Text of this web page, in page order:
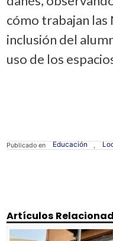
cómo trabajan las
inclusión del
uso de los
Publicado en Educación ,
Artículos